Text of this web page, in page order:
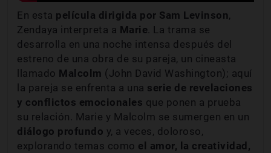
En esta película dirigida por Sam Levinson,
Zendaya interpreta a Marie. La trama se
desarrolla en una noche intensa después del
estreno de una obra de su pareja, un cineasta
llamado Malcolm (John David Washington); aquí
la pareja se enfrenta a una serie de revelaciones
y conflictos emocionales que ponen a prueba
su relación. Marie y Malcolm se sumergen en un
diálogo profundo y, a veces, doloroso,
explorando temas como el amor, la creatividad,